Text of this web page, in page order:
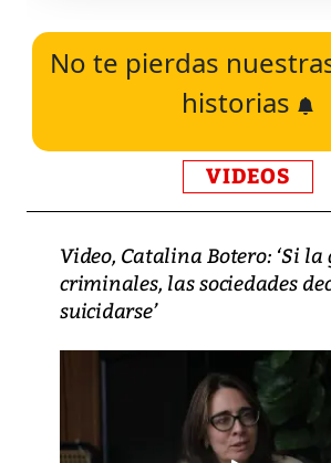
No te pierdas
historias
VIDEOS
Video, Catalina Botero: ‘Si la
criminales, las sociedades
suicidarse’